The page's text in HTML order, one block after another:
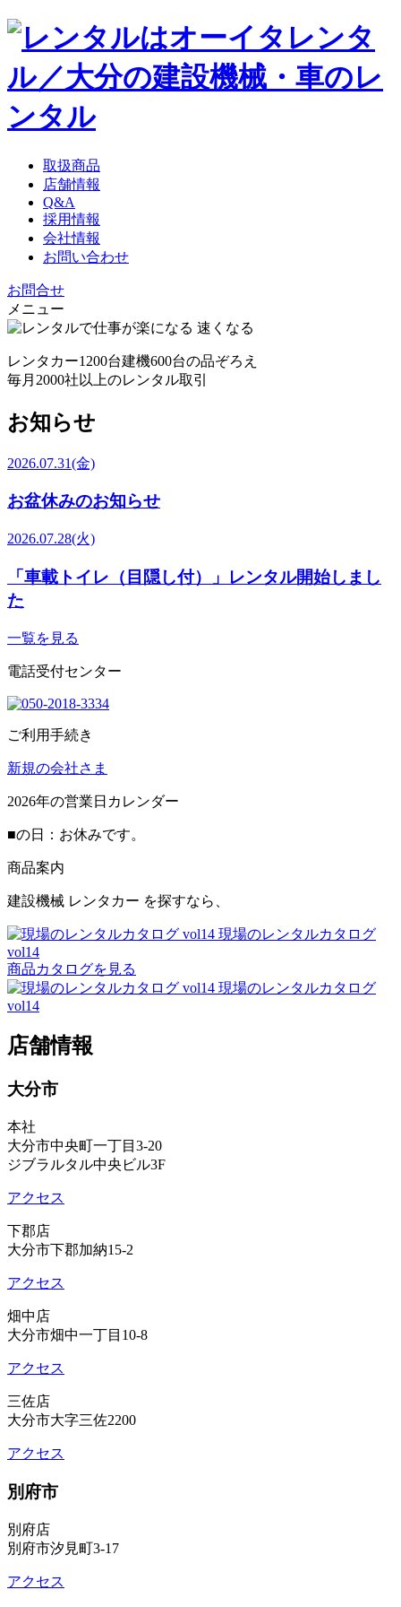
取扱商品
店舗情報
Q&A
採用情報
会社情報
お問い合わせ
お問合せ
メニュー
レンタカー1200台建機600台の品ぞろえ
毎月2000社以上のレンタル取引
お知らせ
2026.07.31(金)
お盆休みのお知らせ
2026.07.28(火)
「車載トイレ（目隠し付）」レンタル開始しまし
た
一覧を見る
電話受付センター
ご利用手続き
新規の会社さま
2026年の営業日カレンダー
■の日：お休みです。
商品案内
建設機械 レンタカー を探すなら、
現場のレンタルカタログ
vol14
商品カタログを見る
現場のレンタルカタログ
vol14
店舗情報
大分市
本社
大分市中央町一丁目3-20
ジブラルタル中央ビル3F
アクセス
下郡店
大分市下郡加納15-2
アクセス
畑中店
大分市畑中一丁目10-8
アクセス
三佐店
大分市大字三佐2200
アクセス
別府市
別府店
別府市汐見町3-17
アクセス